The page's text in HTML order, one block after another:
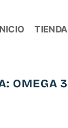
TIENDA
OMEGA 3